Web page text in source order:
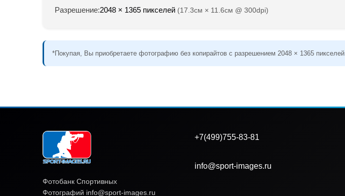
Разрешение:2048 × 1365 пикселей (17.3см × 11.6см @ 300dpi)
*Покупая, Вы приобретаете фотографию без копирайтов с разрешением 2048 × 1365 пикселей.
Фотобанк Спортивных
Фотографий info@sport-images.ru
+7(499)755-83-81
info@sport-images.ru